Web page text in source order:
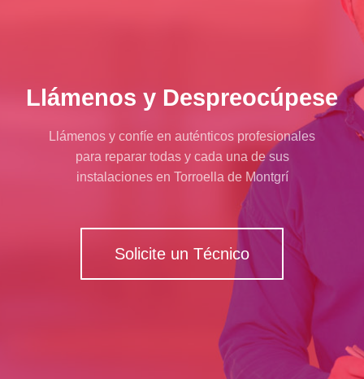
Llámenos y Despreocúpese
Llámenos y confíe en auténticos profesionales
para reparar todas y cada una de sus
instalaciones en Torroella de Montgrí
Solicite un Técnico